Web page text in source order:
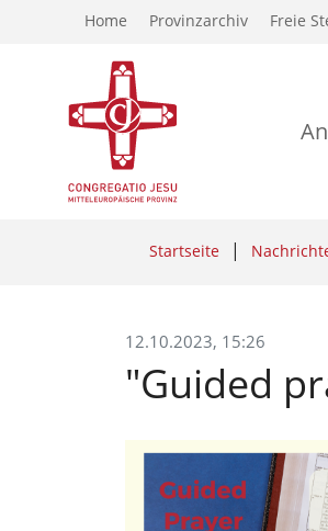
Home Provinzarchiv Freie
Startseite
12.10.2023, 15:26
"Guided